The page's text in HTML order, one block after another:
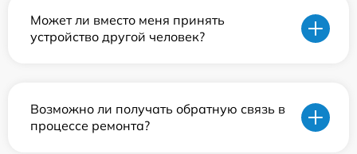
Может ли вместо меня принять
устройство другой человек?
Возможно ли получать обратную связь в
процессе ремонта?